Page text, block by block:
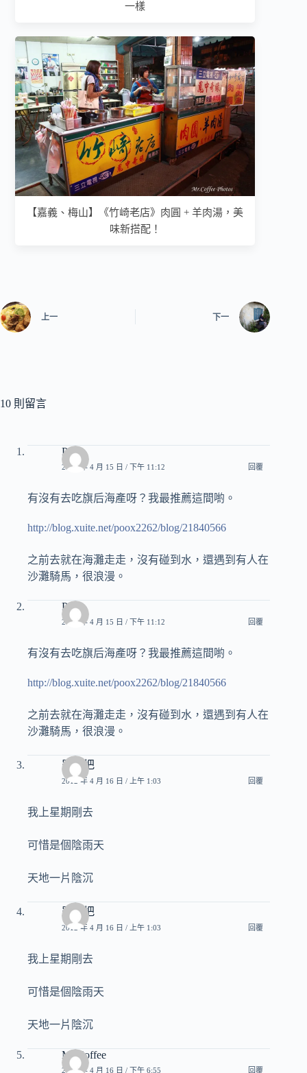
一樣
【嘉義、梅山】《竹崎老店》肉圓 + 羊肉湯，美
味新搭配！
上一 下一
10 則留言
Pony
2012 年 4 月 15 日 / 下午 11:12 回覆
有沒有去吃旗后海產呀？我最推薦這間喲。
http://blog.xuite.net/poox2262/blog/21840566
之前去就在海灘走走，沒有碰到水，還遇到有人在
沙灘騎馬，很浪漫。
Pony
2012 年 4 月 15 日 / 下午 11:12 回覆
有沒有去吃旗后海產呀？我最推薦這間喲。
http://blog.xuite.net/poox2262/blog/21840566
之前去就在海灘走走，沒有碰到水，還遇到有人在
沙灘騎馬，很浪漫。
羅賴把
2012 年 4 月 16 日 / 上午 1:03 回覆
我上星期剛去
可惜是個陰雨天
天地一片陰沉
羅賴把
2012 年 4 月 16 日 / 上午 1:03 回覆
我上星期剛去
可惜是個陰雨天
天地一片陰沉
Mr.Coffee
2012 年 4 月 16 日 / 下午 6:55 回覆